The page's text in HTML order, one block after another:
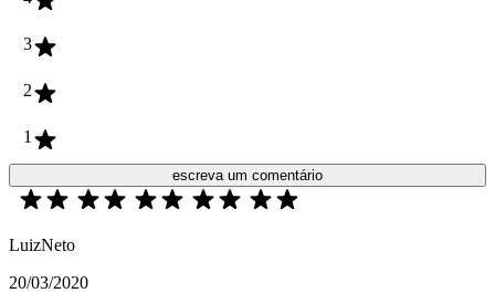
3
2
1
escreva um comentário
LuizNeto
20/03/2020